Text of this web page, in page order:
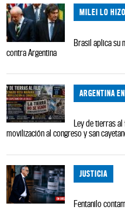
MILEI LO HIZO
Brasil aplica su
contra Argentina
ARGENTINA
Ley de tierras al
movilización al congreso y san
JUSTICIA
Fentanilo